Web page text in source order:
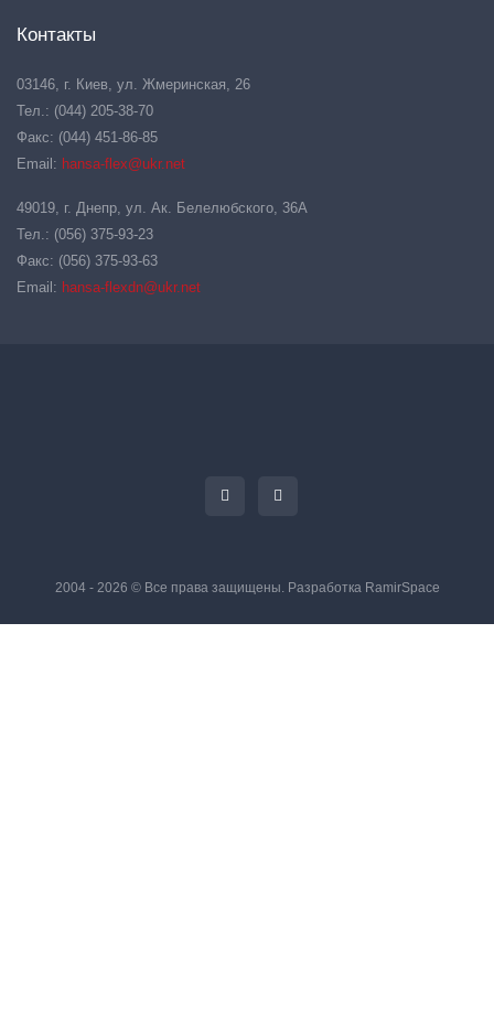
Контакты
03146, г. Киев, ул. Жмеринская, 26
Тел.: (044) 205-38-70
Факс: (044) 451-86-85
Email: hansa-flex@ukr.net
49019, г. Днепр, ул. Ак. Белелюбского, 36А
Тел.: (056) 375-93-23
Факс: (056) 375-93-63
Email: hansa-flexdn@ukr.net
2004 - 2026 © Все права защищены. Разработка RamirSpace